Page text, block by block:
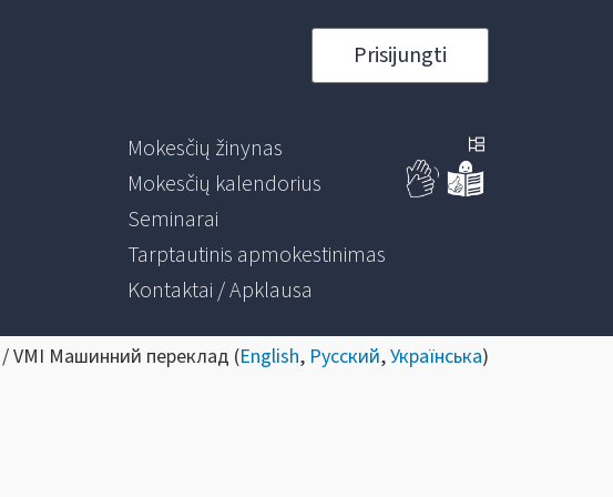
Prisijungti
Mokesčių žinynas
Mokesčių kalendorius
Seminarai
Tarptautinis apmokestinimas
Kontaktai / Apklausa
VMI Машинний переклад (English, Русский,Українська)